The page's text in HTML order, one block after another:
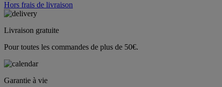
Hors frais de livraison
Livraison gratuite
Pour toutes les commandes de plus de 50€.
Garantie à vie